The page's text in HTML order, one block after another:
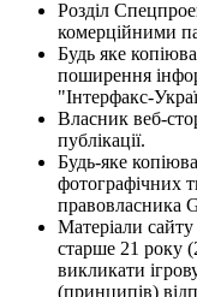
Розділ
комерційними
Будь яке
поширення
"Інтерфакс-
Власник веб-
публікації.
Будь-яке
фотографічних
правовласника
Матеріали
старше 21 року
викликати
(принципів)